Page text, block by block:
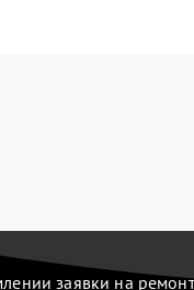
заявки на ремонт